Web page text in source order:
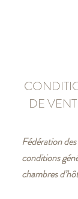
DE
Fédération
conditions
chambres